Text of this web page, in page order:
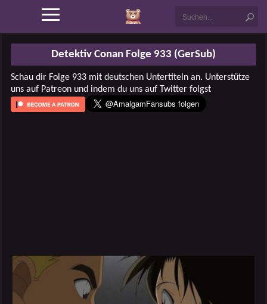
Detektiv Conan Folge 933 (GerSub)
Schau dir Folge 933 mit deutschen Untertiteln an. Unterstütze
uns auf Patreon und indem du uns auf Twitter folgst